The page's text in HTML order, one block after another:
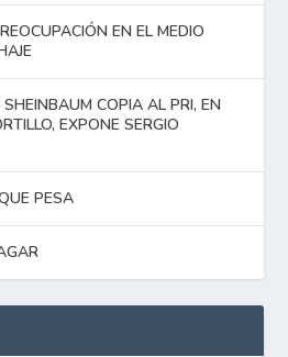
EN EL MEDIO
COPIA AL PRI, EN
EXPONE SERGIO
PESA